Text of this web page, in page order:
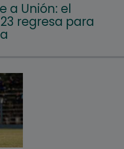
a Unión: el
regresa para